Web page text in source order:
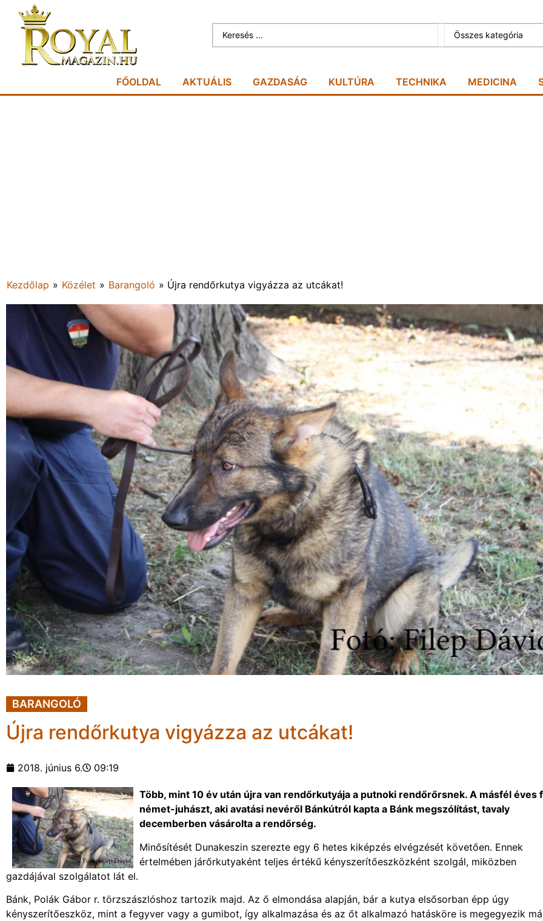
Összes kategória
FŐOLDAL AKTUÁLIS GAZDASÁG KULTÚRA TECHNIKA MEDICINA
Kezdőlap » Közélet » Barangoló » Újra rendőrkutya vigyázza az utcákat!
BARANGOLÓ
Újra rendőrkutya vigyázza az utcákat!
2018. június 6. 09:19
Több, mint 10 év után újra van rendőrkutyája a putnoki rendőrőrsnek. A másfél éves
német-juhászt, aki avatási nevéről Bánkútról kapta a Bánk megszólítást, tavaly
decemberben vásárolta a rendőrség.
Minősítését Dunakeszin szerezte egy 6 hetes kiképzés elvégzését követően. Ennek
értelmében járőrkutyaként teljes értékű kényszerítőeszközként szolgál, miközben
gazdájával szolgálatot lát el.
Bánk, Polák Gábor r. törzszászlóshoz tartozik majd. Az ő elmondása alapján, bár a kutya elsősorban épp úgy
kényszerítőeszköz, mint a fegyver vagy a gumibot, így alkalmazása és az őt alkalmazó hatásköre is megegyezik